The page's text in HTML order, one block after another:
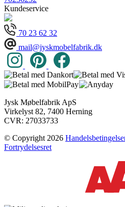
Kundeservice
70 23 62 32
mail@jyskmobelfabrik.dk
Jysk Møbelfabrik ApS
Virkelyst 82, 7400 Herning
CVR: 27033733
© Copyright 2026
Fortrydelsesret